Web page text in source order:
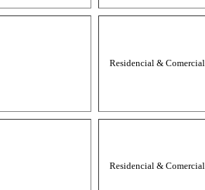
Residencial & Comercial
Residencial & Comercial